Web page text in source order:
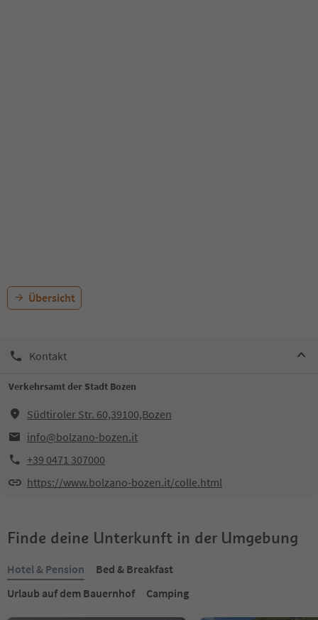
Übersicht
Kontakt
Verkehrsamt der Stadt Bozen
Südtiroler Str. 60,39100,Bozen
info@bolzano-bozen.it
+39 0471 307000
https://www.bolzano-bozen.it/colle.html
Finde deine Unterkunft in der Umgebung
Hotel & Pension
Bed & Breakfast
Urlaub auf dem Bauernhof
Camping